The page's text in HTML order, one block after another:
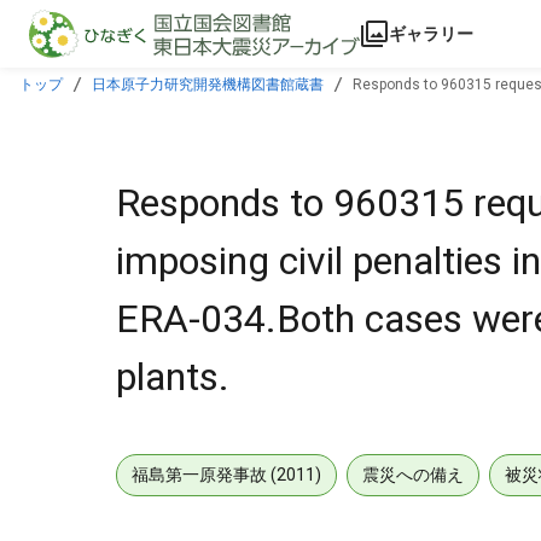
本文に飛ぶ
ギャラリー
トップ 日本原子力研究開発機構図書館蔵書
Responds to 960315
Responds to 960315
imposing civil penalties
ERA-034.Both cases
plants.
福島第一原発事故 (2011) 震災への備え 被災